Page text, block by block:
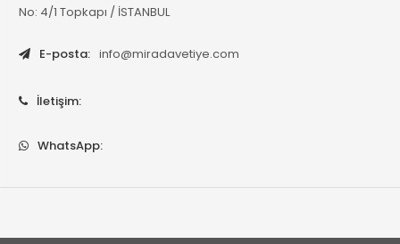
No: 4/1 Topkapı / İSTANBUL
E-posta: info@miradavetiye.com
İletişim:
WhatsApp: